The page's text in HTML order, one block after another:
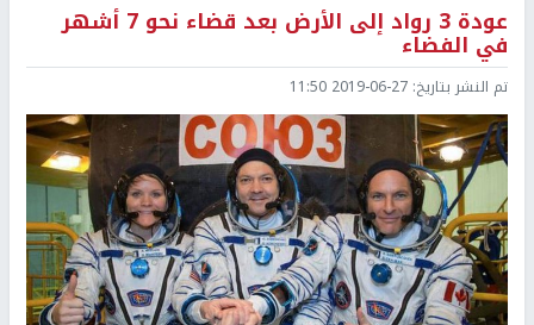
عودة 3 رواد إلى الأرض بعد قضاء نحو 7 أشهر
في الفضاء
تم النشر بتاريخ: 2019-06-27 11:50